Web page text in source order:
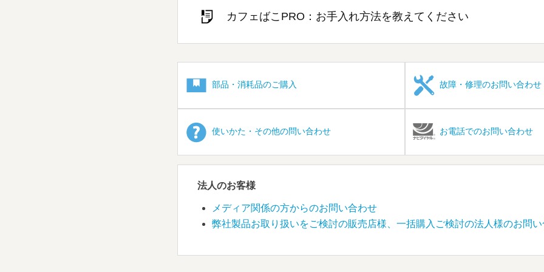
カフェばこPRO：お手入れ方法を教えてください
部品・消耗品のご購入 故障・修理のお問い合わせ
使いかた・その他の問い合わせ お電話でのお問い合わせ
法人のお客様
メディア関係の方からのお問い合わせ
弊社製品お取り扱いをご検討の販売店様、一括購入ご検討の法人様のお問